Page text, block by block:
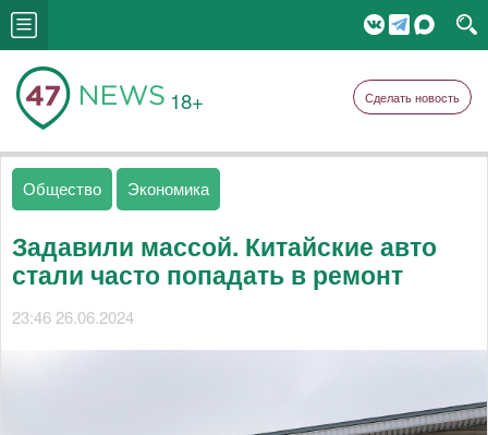
18+ Сделать новость
Общество Экономика
Задавили массой. Китайские авто
стали часто попадать в ремонт
23:46 26.06.2024